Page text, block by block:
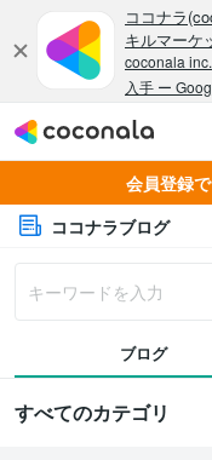
会員登録
ココナラブログ
ブログ
すべてのカテゴリ